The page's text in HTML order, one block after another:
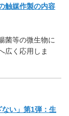
触媒作製の内容
菌等の微生物に
広く応用しま
い」第1弾：生